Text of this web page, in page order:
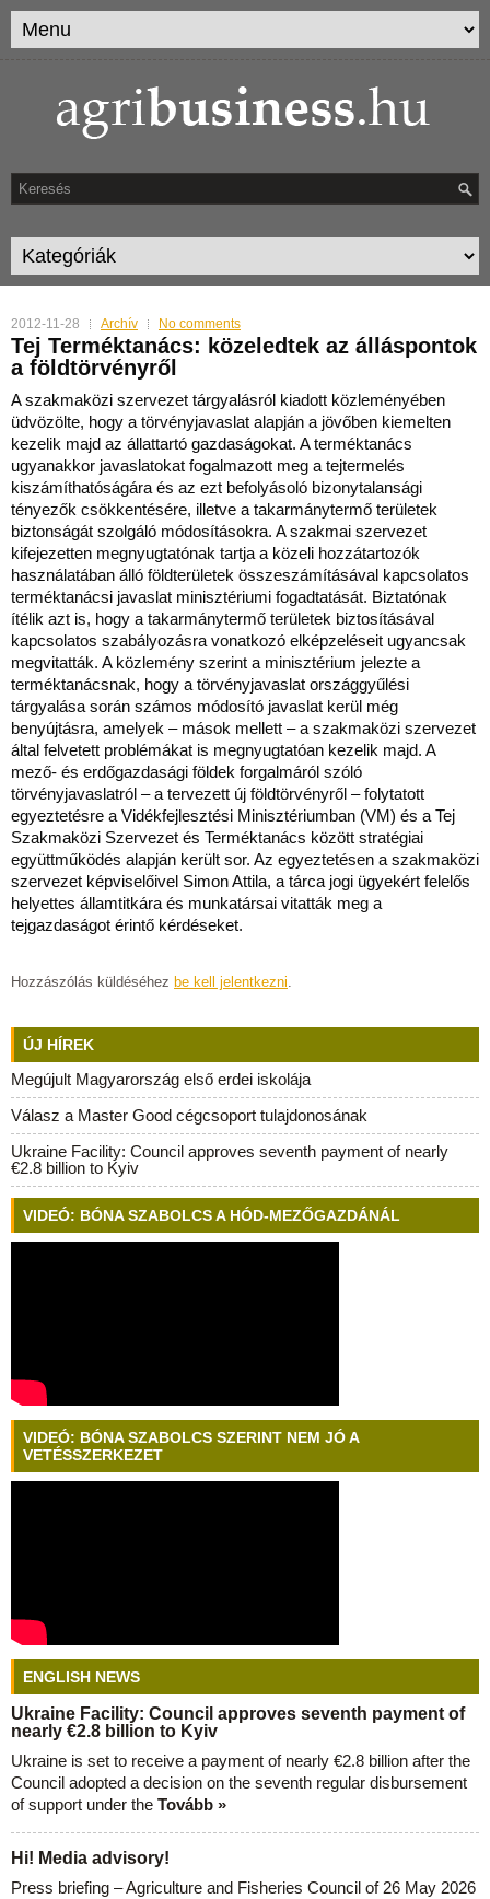
2012-11-28 Archív No comments
Tej Terméktanács: közeledtek az álláspontok
a földtörvényről
A szakmaközi szervezet tárgyalásról kiadott közleményében
üdvözölte, hogy a törvényjavaslat alapján a jövőben kiemelten
kezelik majd az állattartó gazdaságokat. A terméktanács
ugyanakkor javaslatokat fogalmazott meg a tejtermelés
kiszámíthatóságára és az ezt befolyásoló bizonytalansági
tényezők csökkentésére, illetve a takarmánytermő területek
biztonságát szolgáló módosításokra. A szakmai szervezet
kifejezetten megnyugtatónak tartja a közeli hozzátartozók
használatában álló földterületek összeszámításával kapcsolatos
terméktanácsi javaslat minisztériumi fogadtatását. Biztatónak
ítélik azt is, hogy a takarmánytermő területek biztosításával
kapcsolatos szabályozásra vonatkozó elképzeléseit ugyancsak
megvitatták. A közlemény szerint a minisztérium jelezte a
terméktanácsnak, hogy a törvényjavaslat országgyűlési
tárgyalása során számos módosító javaslat kerül még
benyújtásra, amelyek – mások mellett – a szakmaközi szervezet
által felvetett problémákat is megnyugtatóan kezelik majd. A
mező- és erdőgazdasági földek forgalmáról szóló
törvényjavaslatról – a tervezett új földtörvényről – folytatott
egyeztetésre a Vidékfejlesztési Minisztériumban (VM) és a Tej
Szakmaközi Szervezet és Terméktanács között stratégiai
együttműködés alapján került sor. Az egyeztetésen a szakmaközi
szervezet képviselőivel Simon Attila, a tárca jogi ügyekért felelős
helyettes államtitkára és munkatársai vitatták meg a
tejgazdaságot érintő kérdéseket.
Hozzászólás küldéséhez be kell jelentkezni.
ÚJ HÍREK
Megújult Magyarország első erdei iskolája
Válasz a Master Good cégcsoport tulajdonosának
Ukraine Facility: Council approves seventh payment of nearly
€2.8 billion to Kyiv
VIDEÓ: BÓNA SZABOLCS A HÓD-MEZŐGAZDÁNÁL
VIDEÓ: BÓNA SZABOLCS SZERINT NEM JÓ A
VETÉSSZERKEZET
ENGLISH NEWS
Ukraine Facility: Council approves seventh payment of
nearly €2.8 billion to Kyiv
Ukraine is set to receive a payment of nearly €2.8 billion after the
Council adopted a decision on the seventh regular disbursement
of support under the Tovább »
Hi! Media advisory!
Press briefing – Agriculture and Fisheries Council of 26 May 2026